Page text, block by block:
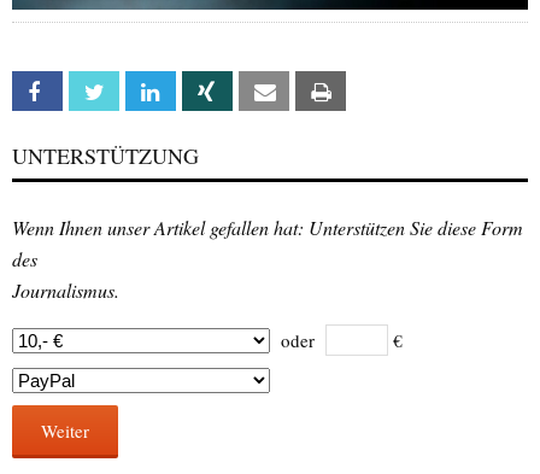
Facebook Twitter Linkedin Xing Email
UNTERSTÜTZUNG
Wenn Ihnen unser Artikel gefallen hat: Unterstützen Sie diese Form
des
Journalismus.
oder €
Weiter